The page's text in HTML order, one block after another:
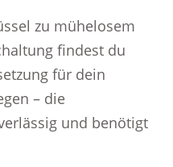
zu mühelosem
findest du
für dein
– die
und benötigt